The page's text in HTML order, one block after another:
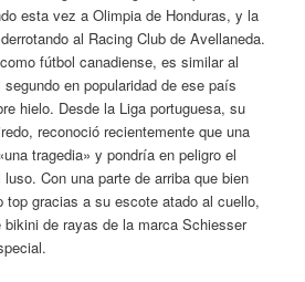
esta vez a Olimpia de Honduras, y la
al Racing Club de Avellaneda.
fútbol canadiense, es similar al
en popularidad de ese país
hielo. Desde la Liga portuguesa, su
reconoció recientemente que una
tragedia» y pondría en peligro el
Con una parte de arriba que bien
top gracias a su escote atado al cuello,
de rayas de la marca Schiesser